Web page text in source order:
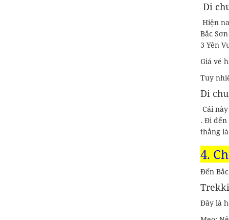
Di
Hiện
Bắc
3 Yên
Giá vé
Tuy
Di
Cái
. Đi đến
thẳng
4.
Đến
Đây là